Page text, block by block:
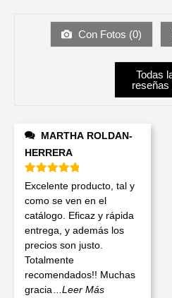
Con Fotos (0)
Todas
reseñas
HERRERA
Valorado en5de 5
Excelente producto, tal y
como se ven en el
catálogo. Eficaz y rápida
entrega, y además los
precios son justo.
Totalmente
recomendados!! Muchas
gracia
...Leer Más